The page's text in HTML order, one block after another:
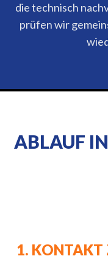
die technisch
prüfen wir
ABLAUF
1. KONTAKT